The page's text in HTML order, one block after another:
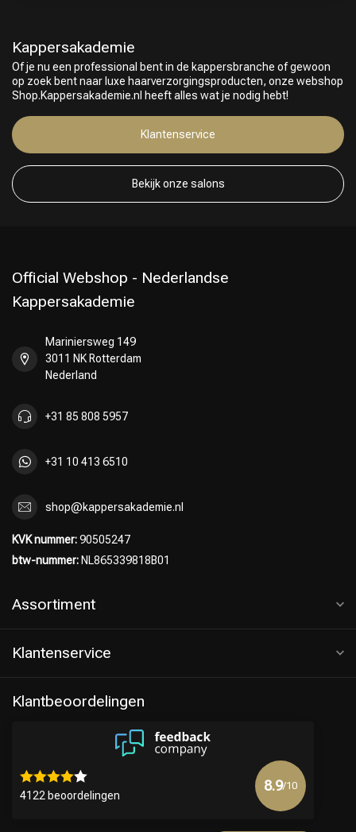
Keuze van onze Kappers
Kappersakademie
Of je nu een professional bent in de kappersbranche of gewoon
op zoek bent naar luxe haarverzorgingsproducten, onze webshop
Shop.Kappersakademie.nl heeft alles wat je nodig hebt!
Klantenservice
Bekijk onze salons
Official Webshop - Nederlandse
Kappersakademie
Mariniersweg 149
3011 NK Rotterdam
Nederland
+31 85 808 5957
+31 10 413 6510
shop@kappersakademie.nl
KVK nummer:90505247
btw-nummer: NL865339818B01
Assortiment
Klantenservice
Klantbeoordelingen
4122 beoordelingen
8.9/10